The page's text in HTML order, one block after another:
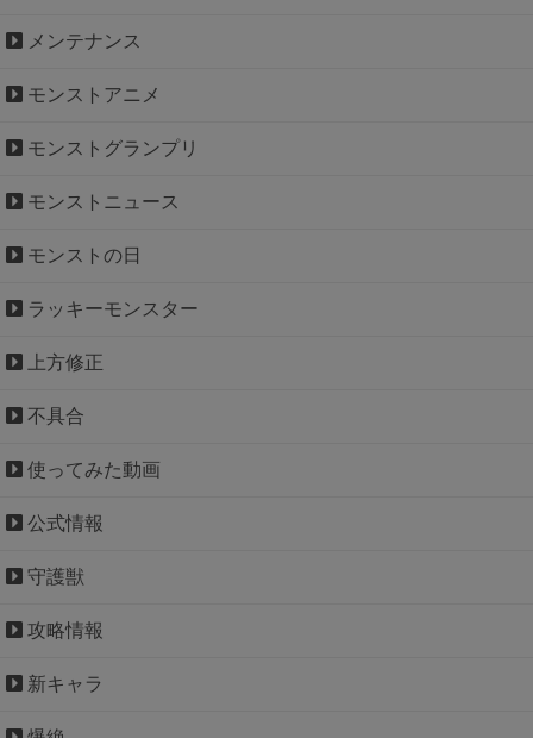
メンテナンス
モンストアニメ
モンストグランプリ
モンストニュース
モンストの日
ラッキーモンスター
上方修正
不具合
使ってみた動画
公式情報
守護獣
攻略情報
新キャラ